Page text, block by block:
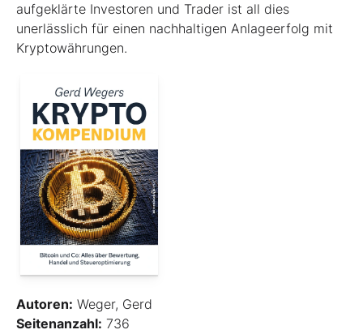
aufgeklärte Investoren und Trader ist all dies
unerlässlich für einen nachhaltigen Anlageerfolg mit
Kryptowährungen.
Autoren: Weger, Gerd
Seitenanzahl: 736